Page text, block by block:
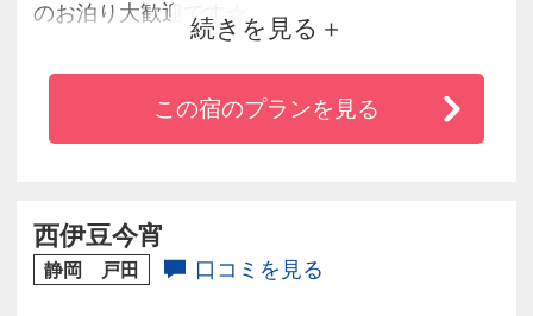
のお泊り大歓迎です☆
海・山・川 自然に恵まれたこの西伊豆で愛犬と
一緒に楽しんで頂きたい…という想いがシーガル
のコンセプト南国ムードたっぷりの館内はリゾ
ド。
トロピカルな「癒し時間」をお楽しみくださ
続きを見る
この宿のプランを見る
西伊豆今宵
静岡 戸田 口コミを見る